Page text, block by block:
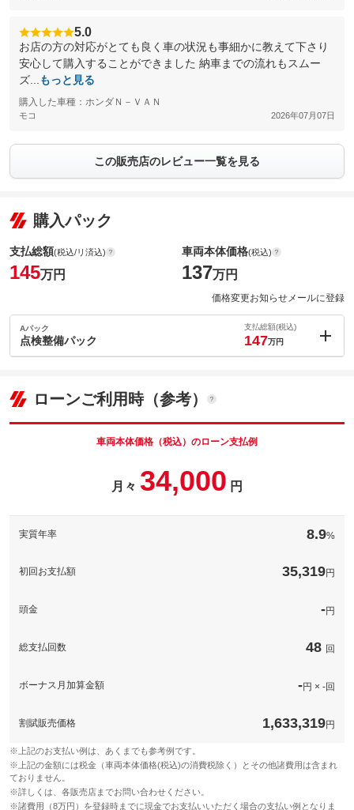
5.0
お店の方の対応がとても良く車の状況も事細かに教えて下さり
安心して購入することができました 納車までの流れもスムー
ズ...
もっと見る
購入した車種：ホンダＮ－ＶＡＮ
モコ 2026年07月07日
この販売店のレビュー一覧を見る
購入パック
支払総額(税込/リ済込)
145万円
車両本体価格(税込)
137万円
価格変更お知らせメールに登録
Aパック
点検整備パック
支払総額(税込)
147万円
車両本体価
137
備考
ローンご利用時（参考）
車両本体価格（税込）のローン支払例
月々 34,000 円
実質年率 8.9%
初回お支払額 35,319円
頭金 -円
総支払回数 48 回
ボーナス月加算金額 -円 × -回
割賦販売価格 1,633,319円
※上記のお支払い例は、あくまでも参考例です。
※上記の金額には税金（車両本体価格(税込)の消費税除く）とその他諸費用は含まれ
ておりません。
※詳しくは、各販売店までお問い合わせください。
※諸費用（8万円）を登録時までに現金でお支払いいただく場合の支払い例となりま